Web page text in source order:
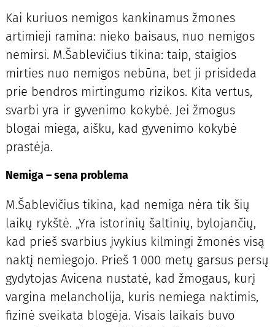
Kai kuriuos nemigos kankinamus žmones
artimieji ramina: nieko baisaus, nuo nemigos
nemirsi. M.Šablevičius tikina: taip, staigios
mirties nuo nemigos nebūna, bet ji prisideda
prie bendros mirtingumo rizikos. Kita vertus,
svarbi yra ir gyvenimo kokybė. Jei žmogus
blogai miega, aišku, kad gyvenimo kokybė
prastėja.
Nemiga – sena problema
M.Šablevičius tikina, kad nemiga nėra tik šių
laikų rykštė. „Yra istorinių šaltinių, bylojančių,
kad prieš svarbius įvykius kilmingi žmonės visą
naktį nemiegojo. Prieš 1 000 metų garsus persų
gydytojas Avicena nustatė, kad žmogaus, kurį
vargina melancholija, kuris nemiega naktimis,
fizinė sveikata blogėja. Visais laikais buvo